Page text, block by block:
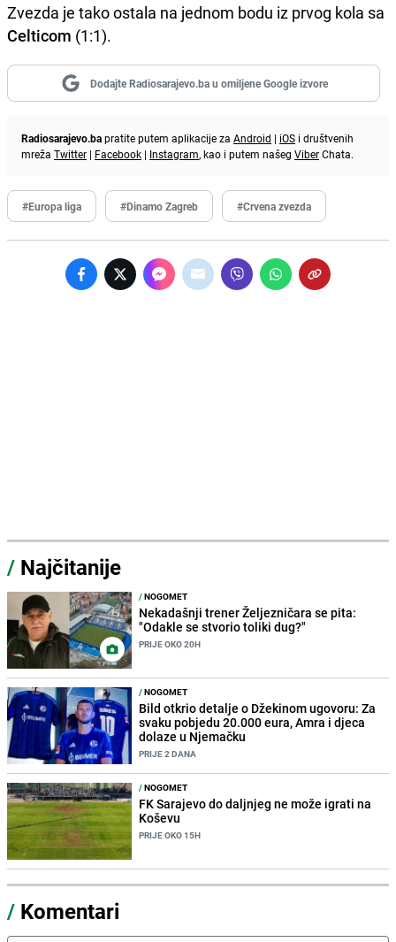
Zvezda je tako ostala na jednom bodu iz prvog kola sa
Celticom (1:1).
Dodajte Radiosarajevo.ba u omiljene Google izvore
Radiosarajevo.bapratite putem aplikacije za Android | iOS i društvenih
mreža Twitter | Facebook | Instagram, kao i putem našeg ViberChata.
#Europa liga #Dinamo Zagreb #Crvena zvezda
/ Najčitanije
/NOGOMET
Nekadašnji trener Željezničara se pita:
"Odakle se stvorio toliki dug?"
PRIJE OKO 20H
/NOGOMET
Bild otkrio detalje o Džekinom ugovoru: Za
svaku pobjedu 20.000 eura, Amra i djeca
dolaze u Njemačku
PRIJE 2 DANA
/NOGOMET
FK Sarajevo do daljnjeg ne može igrati na
Koševu
PRIJE OKO 15H
/ Komentari